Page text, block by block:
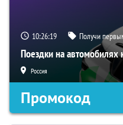
10:26:18 Получи
Поездки на автомобилях
Россия
Промокод